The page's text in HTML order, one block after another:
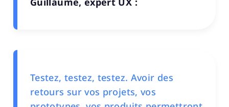
Testez, testez, testez. Avoir des
retours sur vos projets, vos